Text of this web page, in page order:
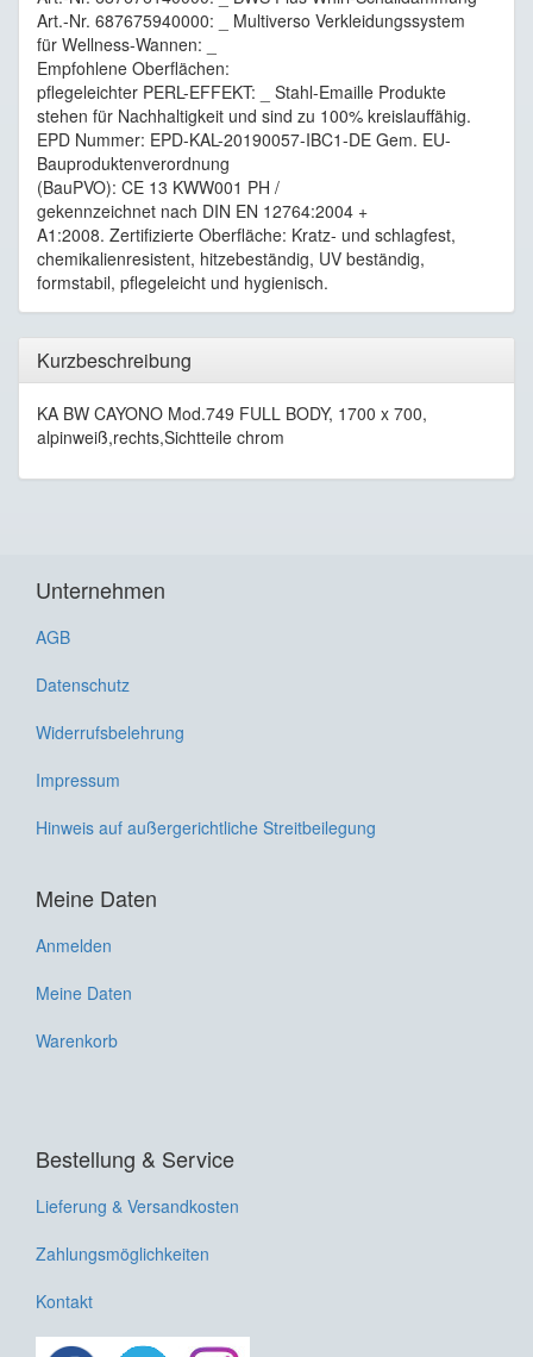
Art.-Nr. 687675940000: _ Multiverso Verkleidungssystem
für Wellness-Wannen: _
Empfohlene Oberflächen:
pflegeleichter PERL-EFFEKT: _ Stahl-Emaille Produkte
stehen für Nachhaltigkeit und sind zu 100% kreislauffähig.
EPD Nummer: EPD-KAL-20190057-IBC1-DE Gem. EU-
Bauproduktenverordnung
(BauPVO): CE 13 KWW001 PH /
gekennzeichnet nach DIN EN 12764:2004 +
A1:2008. Zertifizierte Oberfläche: Kratz- und schlagfest,
chemikalienresistent, hitzebeständig, UV beständig,
formstabil, pflegeleicht und hygienisch.
Kurzbeschreibung
KA BW CAYONO Mod.749 FULL BODY, 1700 x 700,
alpinweiß,rechts,Sichtteile chrom
Unternehmen
AGB
Datenschutz
Widerrufsbelehrung
Impressum
Hinweis auf außergerichtliche Streitbeilegung
Meine Daten
Anmelden
Meine Daten
Warenkorb
Bestellung & Service
Lieferung & Versandkosten
Zahlungsmöglichkeiten
Kontakt